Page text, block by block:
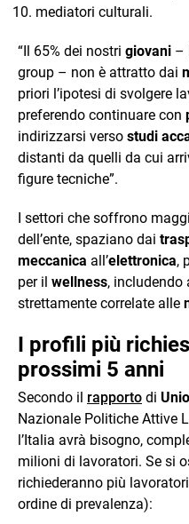
mediatori culturali.
“Il 65% dei nostri giovani –
group – non è attratto dai
priori l’ipotesi di svolgere
preferendo continuare con
indirizzarsi verso studi
distanti da quelli da cui
figure tecniche”.
I settori che soffrono
dell’ente, spaziano dai
meccanica all’elettronica,
per il wellness, includendo
strettamente correlate alle
I profili più
prossimi 5 anni
Secondo il rapporto di
Nazionale Politiche Attive
l’Italia avrà bisogno,
milioni di lavoratori. Se si
richiederanno più
ordine di prevalenza):